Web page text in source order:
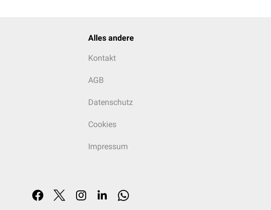
Alles andere
Kontakt
AGB
Datenschutz
Cookies
Impressum